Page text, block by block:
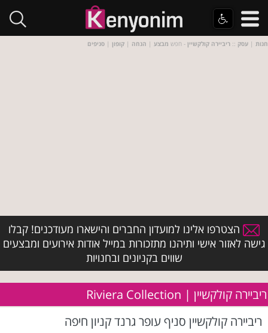
חנות | עסק :: ריביירה קולקשיין - חפש מבצע | הנחה | קופון | סניפים
הצטרפו אלינו למועדון החברים והישארו מעודכנים! קבלו
גישה לאזור אישי ותיהנו מתזכורות במייל אודות אירועים ומבצעים
שווים בקניונים ובחנויות
ריביירה קולקשיין | Riviera Collection
ריביירה קולקשיין סניף עופר גרנד קניון חיפה